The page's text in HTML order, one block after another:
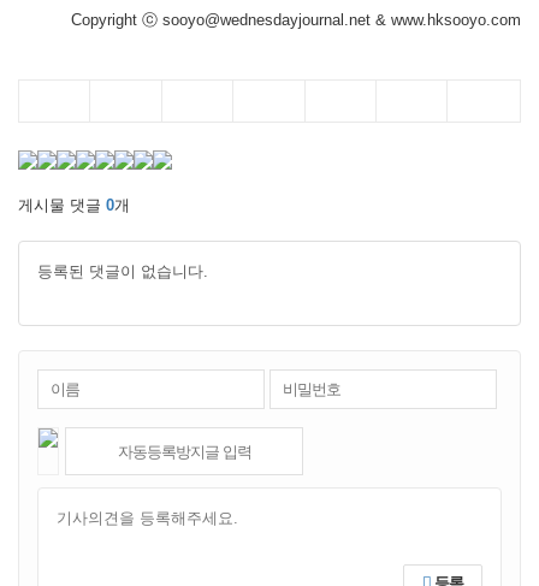
Copyright ⓒ sooyo@wednesdayjournal.net & www.hksooyo.com
게시물 댓글 0개
등록된 댓글이 없습니다.